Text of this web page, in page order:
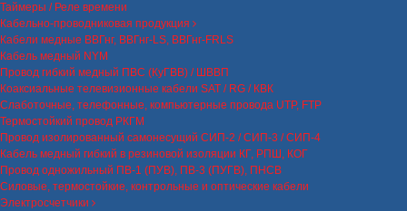
Таймеры / Реле времени
Кабельно-проводниковая продукция
Кабели медные ВВГнг, ВВГнг-LS, ВВГнг-FRLS
Кабель медный NYM
Провод гибкий медный ПВС (КуГВВ) / ШВВП
Коаксиальные телевизионные кабели SAT / RG / КВК
Слаботочные, телефонные, компьютерные провода UTP, FTP
Термостойкий провод РКГМ
Провод изолированный самонесущий СИП-2 / СИП-3 / СИП-4
Кабель медный гибкий в резиновой изоляции КГ, РПШ, КОГ
Провод одножильный ПВ-1 (ПУВ), ПВ-3 (ПУГВ), ПНСВ
Силовые, термостойкие, контрольные и оптические кабели
Электросчетчики